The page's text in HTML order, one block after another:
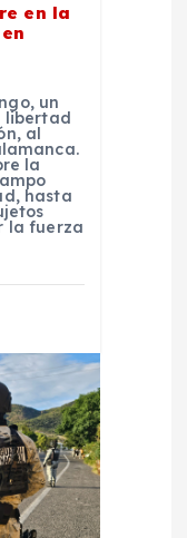
en la
un
libertad
al
la
hasta
la fuerza